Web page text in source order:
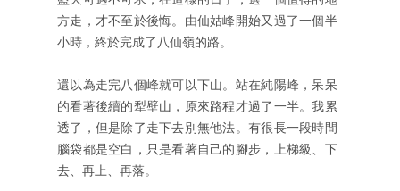
方走，才不至於後悔。由仙姑峰開始又過了一個半
小時，終於完成了八仙嶺的路。
還以為走完八個峰就可以下山。站在純陽峰，呆呆
的看著後續的犁壁山，原來路程才過了一半。我累
透了，但是除了走下去別無他法。有很長一段時間
腦袋都是空白，只是看著自己的腳步，上梯級、下
去、再上、再落。